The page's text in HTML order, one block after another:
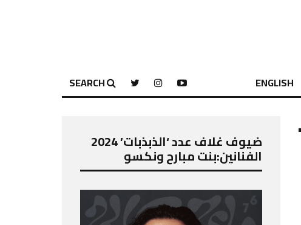
ENGLISH
SEARCH
ضيوف غلاف عدد ‘الذبذبات’ 2024
الفنانين:بنت مبارح ونكسو